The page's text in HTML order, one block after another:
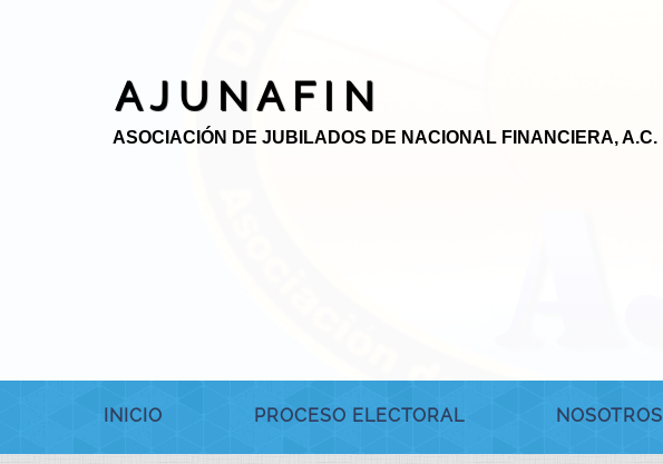
ASOCIACIÓN DE JUBILADOS DE NACIONAL FINANCIERA, A.C.
A J U N A F I N
INICIO PROCESO ELECTORAL NOSOTROS